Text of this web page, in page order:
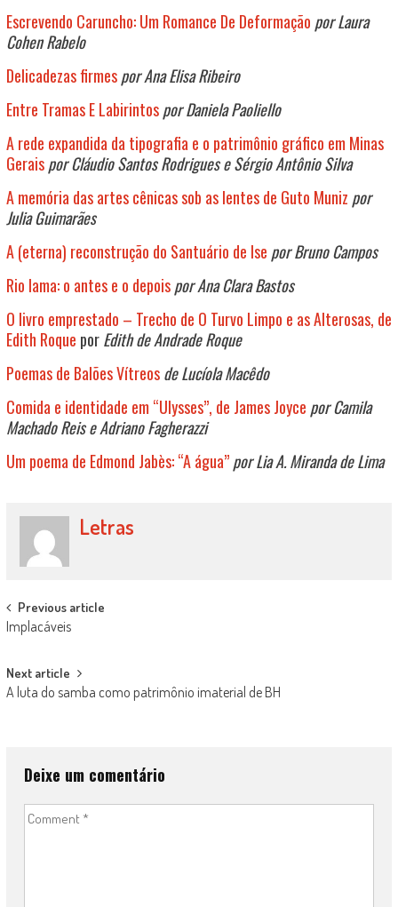
Escrevendo Caruncho: Um Romance De Deformação por Laura
Cohen Rabelo
Delicadezas firmes por Ana Elisa Ribeiro
Entre Tramas E Labirintos por Daniela Paoliello
A rede expandida da tipografia e o patrimônio gráfico em Minas
Gerais por Cláudio Santos Rodrigues e Sérgio Antônio Silva
A memória das artes cênicas sob as lentes de Guto Muniz por
Julia Guimarães
A (eterna) reconstrução do Santuário de Ise por Bruno Campos
Rio lama: o antes e o depois por Ana Clara Bastos
O livro emprestado – Trecho de O Turvo Limpo e as Alterosas, de
Edith Roque porEdith de Andrade Roque
Poemas de Balões Vítreos de Lucíola Macêdo
Comida e identidade em “Ulysses”, de James Joyce por Camila
Machado Reis e Adriano Fagherazzi
Um poema de Edmond Jabès: “A água” por Lia A. Miranda de Lima
Letras
Post
navigation
Previous article
Implacáveis
Next article
A luta do samba como patrimônio imaterial de BH
Deixe um comentário